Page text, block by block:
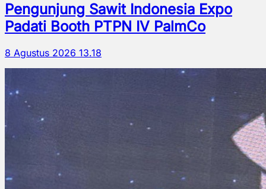
Pengunjung Sawit Indonesia Expo
Padati Booth PTPN IV PalmCo
8 Agustus 2026 13.18